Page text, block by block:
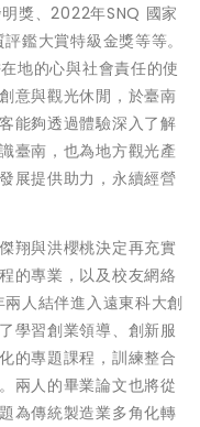
獎、2022年SNQ 國家
鑑大賞特級金獎等等。
地的心與社會責任的使
意與觀光休閒，於臺南
能夠透過體驗深入了解
臺南，也為地方觀光產
展提供助力，永續經營
翔與洪櫻桃決定再充實
的專業，以及校友網絡
人結伴進入遠東科大創
學習創業領導、創新服
的專題課程，訓練整合
兩人的畢業論文也將從
為傳統製造業多角化轉